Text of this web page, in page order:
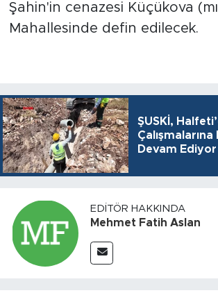
Şahin'in cenazesi Küçükova
Mahallesinde defin edilecek.
ŞUSKİ,
Çalışmalarına
Devam Ediyor
EDITÖR HAKKINDA
Mehmet Fatih Aslan